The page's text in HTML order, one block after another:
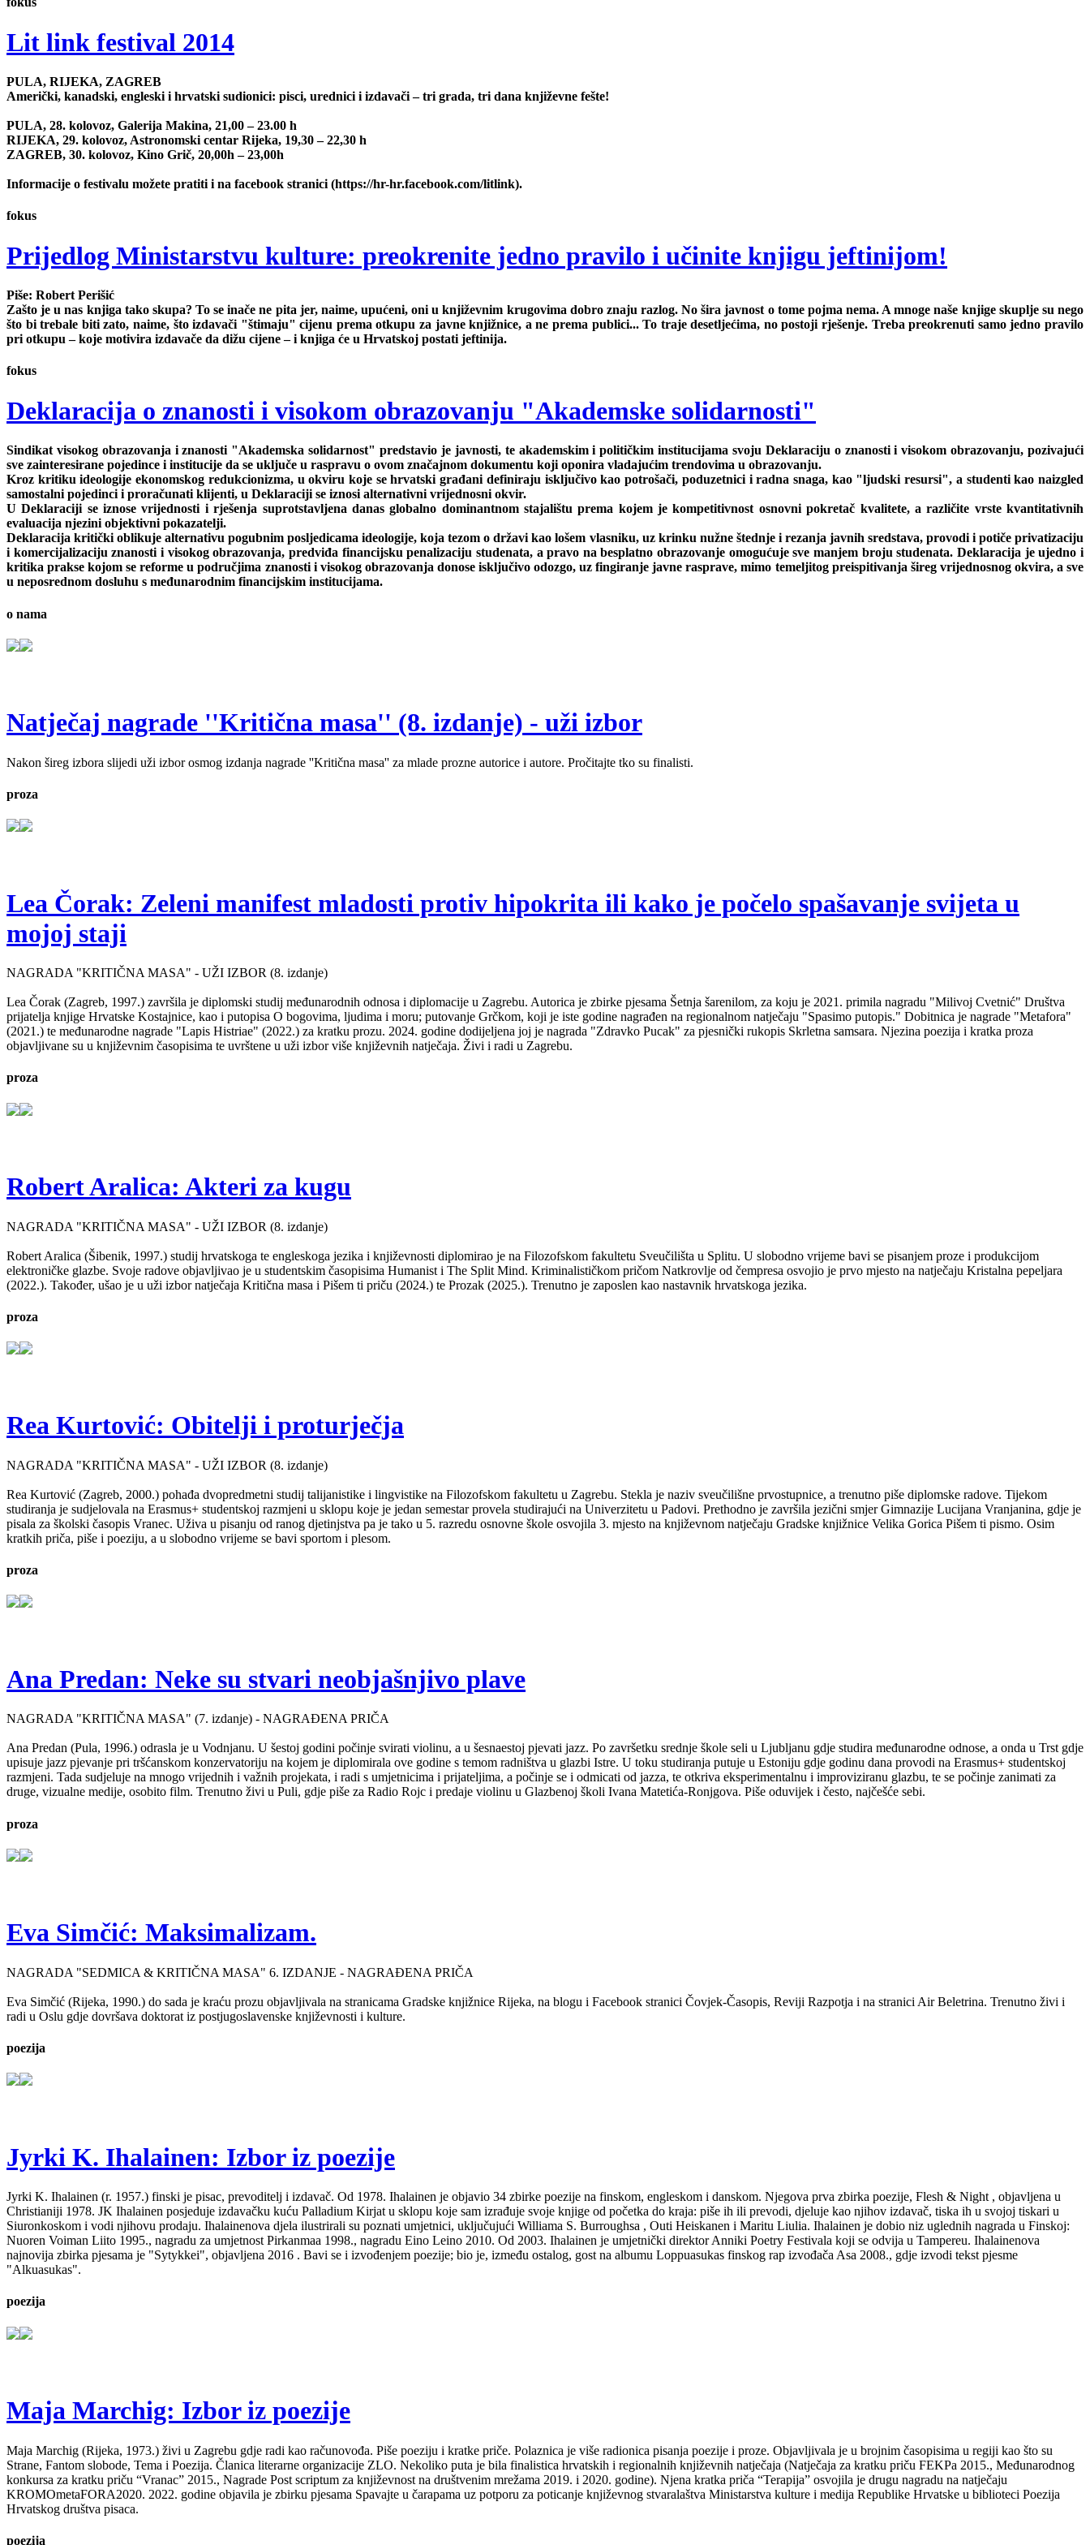
Lit link festival 2014
PULA, RIJEKA, ZAGREB
Američki, kanadski, engleski i hrvatski sudionici: pisci, urednici i izdavači – tri grada, tri dana književne fešte!
PULA, 28. kolovoz, Galerija Makina, 21,00 – 23.00 h
RIJEKA, 29. kolovoz, Astronomski centar Rijeka, 19,30 – 22,30 h
ZAGREB, 30. kolovoz, Kino Grič, 20,00h – 23,00h
Informacije o festivalu možete pratiti i na facebook stranici (https://hr-hr.facebook.com/litlink).
fokus
Prijedlog Ministarstvu kulture: preokrenite jedno pravilo i učinite knjigu jeftinijom!
Piše: Robert Perišić
Zašto je u nas knjiga tako skupa? To se inače ne pita jer, naime, upućeni, oni u književnim krugovima dobro znaju razlog. No šira javnost o tome pojma nema. A mnoge naše knjige skuplje su nego
što bi trebale biti zato, naime, što izdavači "štimaju" cijenu prema otkupu za javne knjižnice, a ne prema publici... To traje desetljećima, no postoji rješenje. Treba preokrenuti samo jedno pravilo
pri otkupu – koje motivira izdavače da dižu cijene – i knjiga će u Hrvatskoj postati jeftinija.
fokus
Deklaracija o znanosti i visokom obrazovanju "Akademske solidarnosti"
Sindikat visokog obrazovanja i znanosti "Akademska solidarnost" predstavio je javnosti, te akademskim i političkim institucijama svoju Deklaraciju o znanosti i visokom obrazovanju, pozivajući
sve zainteresirane pojedince i institucije da se uključe u raspravu o ovom značajnom dokumentu koji oponira vladajućim trendovima u obrazovanju.
Kroz kritiku ideologije ekonomskog redukcionizma, u okviru koje se hrvatski građani definiraju isključivo kao potrošači, poduzetnici i radna snaga, kao "ljudski resursi", a studenti kao naizgled
samostalni pojedinci i proračunati klijenti, u Deklaraciji se iznosi alternativni vrijednosni okvir.
U Deklaraciji se iznose vrijednosti i rješenja suprotstavljena danas globalno dominantnom stajalištu prema kojem je kompetitivnost osnovni pokretač kvalitete, a različite vrste kvantitativnih
evaluacija njezini objektivni pokazatelji.
Deklaracija kritički oblikuje alternativu pogubnim posljedicama ideologije, koja tezom o državi kao lošem vlasniku, uz krinku nužne štednje i rezanja javnih sredstava, provodi i potiče privatizaciju
i komercijalizaciju znanosti i visokog obrazovanja, predviđa financijsku penalizaciju studenata, a pravo na besplatno obrazovanje omogućuje sve manjem broju studenata. Deklaracija je ujedno i
kritika prakse kojom se reforme u područjima znanosti i visokog obrazovanja donose isključivo odozgo, uz fingiranje javne rasprave, mimo temeljitog preispitivanja šireg vrijednosnog okvira, a sve
u neposrednom dosluhu s međunarodnim financijskim institucijama.
o nama
Natječaj nagrade ''Kritična masa'' (8. izdanje) - uži izbor
Nakon šireg izbora slijedi uži izbor osmog izdanja nagrade ''Kritična masa'' za mlade prozne autorice i autore. Pročitajte tko su finalisti.
proza
Lea Čorak: Zeleni manifest mladosti protiv hipokrita ili kako je počelo spašavanje svijeta u
mojoj staji
NAGRADA "KRITIČNA MASA" - UŽI IZBOR (8. izdanje)
Lea Čorak (Zagreb, 1997.) završila je diplomski studij međunarodnih odnosa i diplomacije u Zagrebu. Autorica je zbirke pjesama Šetnja šarenilom, za koju je 2021. primila nagradu "Milivoj Cvetnić" Društva
prijatelja knjige Hrvatske Kostajnice, kao i putopisa O bogovima, ljudima i moru; putovanje Grčkom, koji je iste godine nagrađen na regionalnom natječaju "Spasimo putopis." Dobitnica je nagrade "Metafora"
(2021.) te međunarodne nagrade "Lapis Histriae" (2022.) za kratku prozu. 2024. godine dodijeljena joj je nagrada "Zdravko Pucak" za pjesnički rukopis Skrletna samsara. Njezina poezija i kratka proza
objavljivane su u književnim časopisima te uvrštene u uži izbor više književnih natječaja. Živi i radi u Zagrebu.
proza
Robert Aralica: Akteri za kugu
NAGRADA "KRITIČNA MASA" - UŽI IZBOR (8. izdanje)
Robert Aralica (Šibenik, 1997.) studij hrvatskoga te engleskoga jezika i književnosti diplomirao je na Filozofskom fakultetu Sveučilišta u Splitu. U slobodno vrijeme bavi se pisanjem proze i produkcijom
elektroničke glazbe. Svoje radove objavljivao je u studentskim časopisima Humanist i The Split Mind. Kriminalističkom pričom Natkrovlje od čempresa osvojio je prvo mjesto na natječaju Kristalna pepeljara
(2022.). Također, ušao je u uži izbor natječaja Kritična masa i Pišem ti priču (2024.) te Prozak (2025.). Trenutno je zaposlen kao nastavnik hrvatskoga jezika.
proza
Rea Kurtović: Obitelji i proturječja
NAGRADA "KRITIČNA MASA" - UŽI IZBOR (8. izdanje)
Rea Kurtović (Zagreb, 2000.) pohađa dvopredmetni studij talijanistike i lingvistike na Filozofskom fakultetu u Zagrebu. Stekla je naziv sveučilišne prvostupnice, a trenutno piše diplomske radove. Tijekom
studiranja je sudjelovala na Erasmus+ studentskoj razmjeni u sklopu koje je jedan semestar provela studirajući na Univerzitetu u Padovi. Prethodno je završila jezični smjer Gimnazije Lucijana Vranjanina, gdje je
pisala za školski časopis Vranec. Uživa u pisanju od ranog djetinjstva pa je tako u 5. razredu osnovne škole osvojila 3. mjesto na književnom natječaju Gradske knjižnice Velika Gorica Pišem ti pismo. Osim
kratkih priča, piše i poeziju, a u slobodno vrijeme se bavi sportom i plesom.
proza
Ana Predan: Neke su stvari neobjašnjivo plave
NAGRADA "KRITIČNA MASA" (7. izdanje) - NAGRAĐENA PRIČA
Ana Predan (Pula, 1996.) odrasla je u Vodnjanu. U šestoj godini počinje svirati violinu, a u šesnaestoj pjevati jazz. Po završetku srednje škole seli u Ljubljanu gdje studira međunarodne odnose, a onda u Trst gdje
upisuje jazz pjevanje pri tršćanskom konzervatoriju na kojem je diplomirala ove godine s temom radništva u glazbi Istre. U toku studiranja putuje u Estoniju gdje godinu dana provodi na Erasmus+ studentskoj
razmjeni. Tada sudjeluje na mnogo vrijednih i važnih projekata, i radi s umjetnicima i prijateljima, a počinje se i odmicati od jazza, te otkriva eksperimentalnu i improviziranu glazbu, te se počinje zanimati za
druge, vizualne medije, osobito film. Trenutno živi u Puli, gdje piše za Radio Rojc i predaje violinu u Glazbenoj školi Ivana Matetića-Ronjgova. Piše oduvijek i često, najčešće sebi.
proza
Eva Simčić: Maksimalizam.
NAGRADA "SEDMICA & KRITIČNA MASA" 6. IZDANJE - NAGRAĐENA PRIČA
Eva Simčić (Rijeka, 1990.) do sada je kraću prozu objavljivala na stranicama Gradske knjižnice Rijeka, na blogu i Facebook stranici Čovjek-Časopis, Reviji Razpotja i na stranici Air Beletrina. Trenutno živi i
radi u Oslu gdje dovršava doktorat iz postjugoslavenske književnosti i kulture.
poezija
Jyrki K. Ihalainen: Izbor iz poezije
Jyrki K. Ihalainen (r. 1957.) finski je pisac, prevoditelj i izdavač. Od 1978. Ihalainen je objavio 34 zbirke poezije na finskom, engleskom i danskom. Njegova prva zbirka poezije, Flesh & Night , objavljena u
Christianiji 1978. JK Ihalainen posjeduje izdavačku kuću Palladium Kirjat u sklopu koje sam izrađuje svoje knjige od početka do kraja: piše ih ili prevodi, djeluje kao njihov izdavač, tiska ih u svojoj tiskari u
Siuronkoskom i vodi njihovu prodaju. Ihalainenova djela ilustrirali su poznati umjetnici, uključujući Williama S. Burroughsa , Outi Heiskanen i Maritu Liulia. Ihalainen je dobio niz uglednih nagrada u Finskoj:
Nuoren Voiman Liito 1995., nagradu za umjetnost Pirkanmaa 1998., nagradu Eino Leino 2010. Od 2003. Ihalainen je umjetnički direktor Anniki Poetry Festivala koji se odvija u Tampereu. Ihalainenova
najnovija zbirka pjesama je "Sytykkei", objavljena 2016 . Bavi se i izvođenjem poezije; bio je, između ostalog, gost na albumu Loppuasukas finskog rap izvođača Asa 2008., gdje izvodi tekst pjesme
"Alkuasukas".
poezija
Maja Marchig: Izbor iz poezije
Maja Marchig (Rijeka, 1973.) živi u Zagrebu gdje radi kao računovođa. Piše poeziju i kratke priče. Polaznica je više radionica pisanja poezije i proze. Objavljivala je u brojnim časopisima u regiji kao što su
Strane, Fantom slobode, Tema i Poezija. Članica literarne organizacije ZLO. Nekoliko puta je bila finalistica hrvatskih i regionalnih književnih natječaja (Natječaja za kratku priču FEKPa 2015., Međunarodnog
konkursa za kratku priču “Vranac” 2015., Nagrade Post scriptum za književnost na društvenim mrežama 2019. i 2020. godine). Njena kratka priča “Terapija” osvojila je drugu nagradu na natječaju
KROMOmetaFORA2020. 2022. godine objavila je zbirku pjesama Spavajte u čarapama uz potporu za poticanje književnog stvaralaštva Ministarstva kulture i medija Republike Hrvatske u biblioteci Poezija
Hrvatskog društva pisaca.
poezija